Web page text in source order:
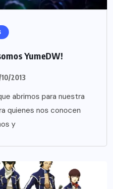
YumeDW!
10/2013
abrimos para nuestra
quienes nos conocen
y